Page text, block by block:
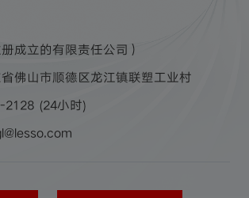
成立的有限责任公司）
佛山市顺德区龙江镇联塑工业村
2128 (24小时)